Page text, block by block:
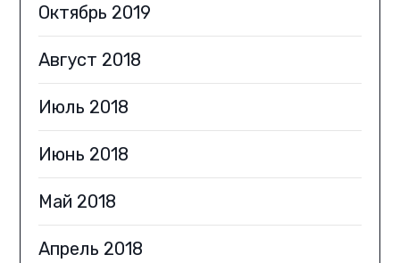
Октябрь 2019
Август 2018
Июль 2018
Июнь 2018
Май 2018
Апрель 2018